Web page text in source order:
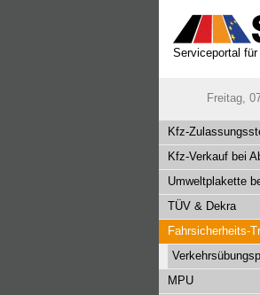
Serviceportal
Freitag,
Kfz-
Kfz-Verkauf bei
Umweltplakette
TÜV & Dekra
Fahrsicherheits-
MPU